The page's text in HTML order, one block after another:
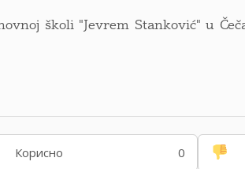
školi "Jevrem Stanković" u
Корисно 0